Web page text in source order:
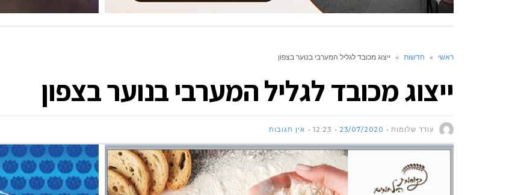
ראשי » חדשות » ייצוג מכובד לגליל המערבי בנוער בצפון
ייצוג מכובד לגליל המערבי בנוער בצפון
עודד שלומות 23/07/2020
12:23 אין תגובות